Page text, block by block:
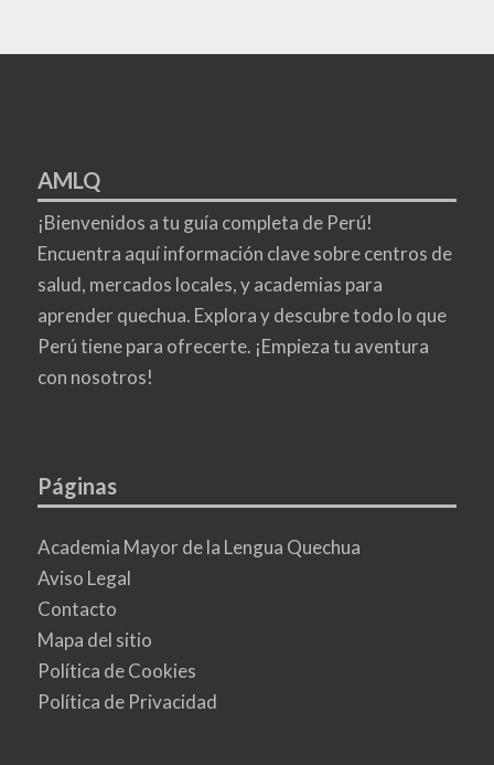
AMLQ
¡Bienvenidos a tu guía completa de Perú!
Encuentra aquí información clave sobre centros de
salud, mercados locales, y academias para
aprender quechua. Explora y descubre todo lo que
Perú tiene para ofrecerte. ¡Empieza tu aventura
con nosotros!
Páginas
Academia Mayor de la Lengua Quechua
Aviso Legal
Contacto
Mapa del sitio
Política de Cookies
Política de Privacidad